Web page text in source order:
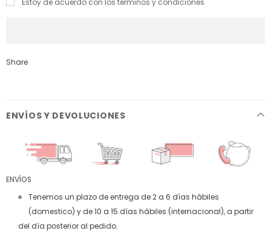
Share
ENVÍOS Y DEVOLUCIONES
ENVÍOS
Tenemos un plazo de entrega de 2 a 6 días hábiles
(domestico) y de 10 a 15 días hábiles (internacional), a partir
del día posterior al pedido.